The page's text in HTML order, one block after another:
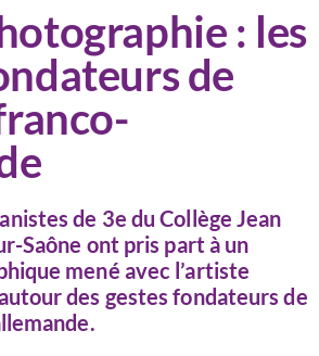
: les
de
de 3e du Collège Jean
Saône ont pris part à un
mené avec l’artiste
des gestes fondateurs de